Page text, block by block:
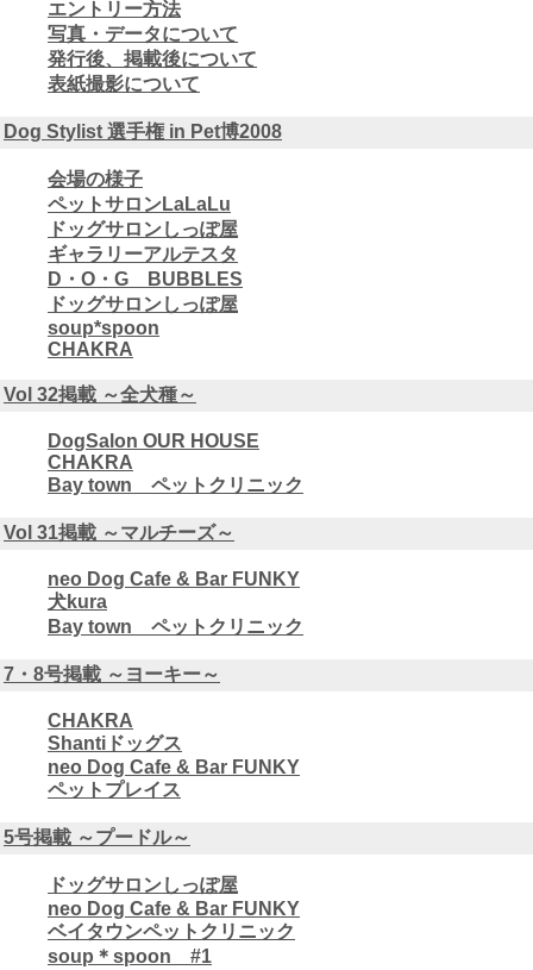
エントリー方法
写真・データについて
発行後、掲載後について
表紙撮影について
Dog Stylist 選手権 in Pet博2008
会場の様子
ペットサロンLaLaLu
ドッグサロンしっぽ屋
ギャラリーアルテスタ
D・O・G BUBBLES
ドッグサロンしっぽ屋
soup*spoon
CHAKRA
Vol 32掲載 ～全犬種～
DogSalon OUR HOUSE
CHAKRA
Bay town ペットクリニック
Vol 31掲載 ～マルチーズ～
neo Dog Cafe & Bar FUNKY
犬kura
Bay town ペットクリニック
7・8号掲載 ～ヨーキー～
CHAKRA
Shantiドッグス
neo Dog Cafe & Bar FUNKY
ペットプレイス
5号掲載 ～プードル～
ドッグサロンしっぽ屋
neo Dog Cafe & Bar FUNKY
ベイタウンペットクリニック
soup＊spoon #1